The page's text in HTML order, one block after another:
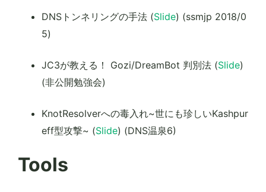
DNSトンネリングの手法 (Slide) (ssmjp 2018/0
5)
JC3が教える！ Gozi/DreamBot 判別法 (Slide)
(非公開勉強会)
KnotResolverへの毒入れ~世にも珍しいKashpur
eff型攻撃~ (Slide) (DNS温泉6)
Tools